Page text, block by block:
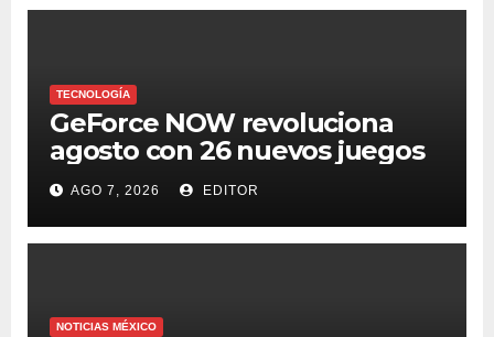
TECNOLOGÍA
GeForce NOW revoluciona
agosto con 26 nuevos juegos
AGO 7, 2026 EDITOR
NOTICIAS MÉXICO